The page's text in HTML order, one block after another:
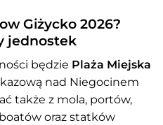
Giżycko 2026?
jednostek
będzie Plaża Miejska
nad Niegocinem
także z mola, portów,
oraz statków